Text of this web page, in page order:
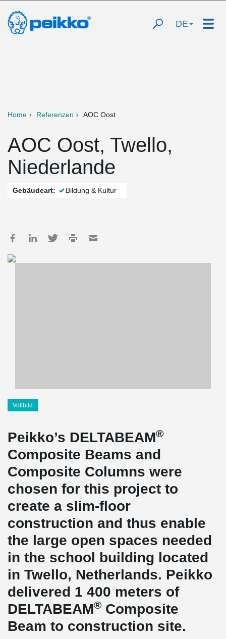
DE
Home Referenzen AOC Oost
AOC Oost, Twello,
Niederlande
Gebäudeart: Bildung & Kultur
Vollbild
Peikko’s DELTABEAM®
Composite Beams and
Composite Columns were
chosen for this project to
create a slim-floor
construction and thus enable
the large open spaces needed
in the school building located
in Twello, Netherlands. Peikko
delivered 1 400 meters of
DELTABEAM® Composite
Beam to construction site.